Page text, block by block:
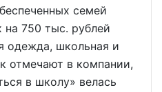
семей
750 тыс. рублей
одежда, школьная и
отмечают в компании,
в школу» велась